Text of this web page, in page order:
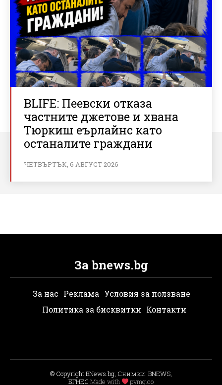
BLIFE: Пеевски отказа
частните джетове и хвана
Тюркиш еърлайнс като
останалите граждани
ЧЕТВЪРТЪК, 6 АВГУСТ 2026
За bnews.bg
За нас Реклама Условия за ползване
Политика за бисквитки Контакти
© Copyright BNews.bg, Снимки: BNEWS,
БГНЕС Мade with pvmg.co